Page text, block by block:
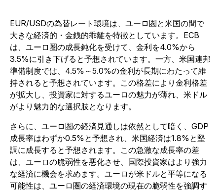
EUR/USDの為替レート環境は、ユーロ圏と米国の間で
大きな経済的・金銭的乖離を特徴としています。ECB
は、ユーロ圏の成長鈍化を受けて、金利を4.0%から
3.5%に引き下げると予想されています。一方、米国連邦
準備制度では、4.5%～5.0%の金利が長期にわたって維
持されると予想されています。この格差により金利格差
が拡大し、投資家に対するユーロの魅力が薄れ、米ドル
がより魅力的な選択肢となります。
さらに、ユーロ圏の経済見通しは依然として暗く、GDP
成長率はわずか0.5%と予想され、米国経済は1.8%と堅
調に成長すると予想されます。この急激な成長率の差
は、ユーロの脆弱性を悪化させ、国際投資家はより強力
な経済に機会を求めます。ユーロが米ドルと平等になる
可能性は、ユーロ圏の経済環境の現在の脆弱性を強調す